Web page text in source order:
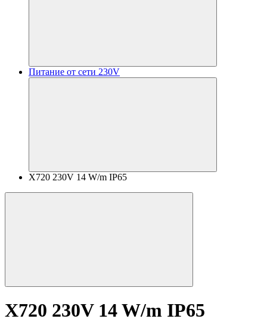
Питание от сети 230V
X720 230V 14 W/m IP65
X720 230V 14 W/m IP65